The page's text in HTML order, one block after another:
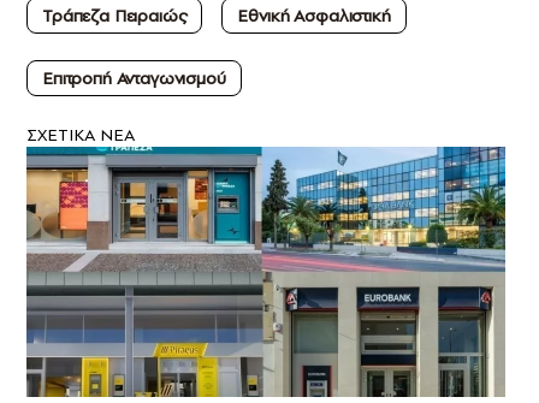
Τράπεζα Πειραιώς
Εθνική Ασφαλιστική
Επιτροπή Ανταγωνισμού
ΣXETIKA NEA